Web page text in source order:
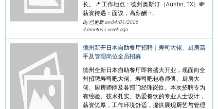
长。📍 工作地点：德州奥斯汀（Austin, TX）💸
薪资待遇：面议，高薪酬 +…
By 已更新 on04/01/2026
4 months 1 week ago
德州新开日本自助餐厅招聘｜寿司大佬、厨房高
手及管理岗位全员招募
德州全新日本自助餐厅即将盛大开业，现面向全
州招聘寿司吧大佬、寿司吧包卷师傅、厨房大
佬、厨房师傅及各部门经理岗位。本次招聘专为
有经验、技术扎实、热爱餐饮的专业人士设计，
薪资优厚，工作环境舒适，提供展现厨艺与管理